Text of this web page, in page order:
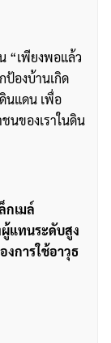
“เพียงพอแล้ว
องบ้านเกิด
นแดน เพื่อ
นของเราในดิน
กเมล์
แทนระดับสูง
งการใช้อาวุธ